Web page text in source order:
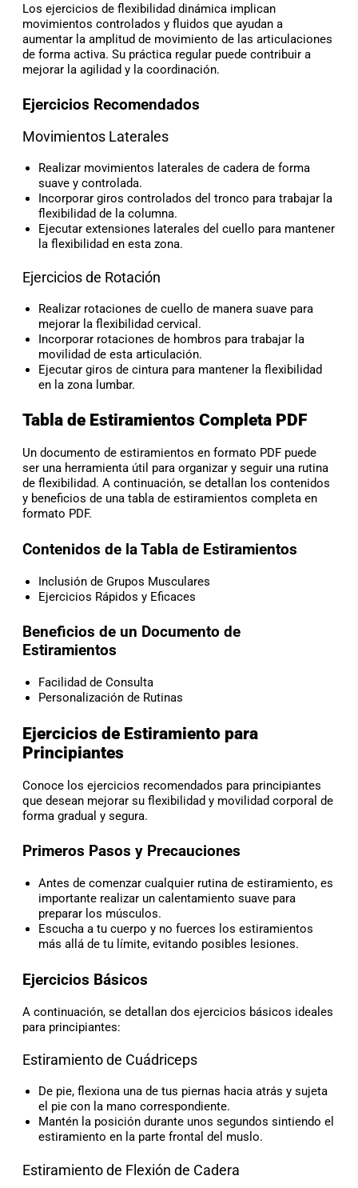
Los ejercicios de flexibilidad dinámica implican
movimientos controlados y fluidos que ayudan a
aumentar la amplitud de movimiento de las articulaciones
de forma activa. Su práctica regular puede contribuir a
mejorar la agilidad y la coordinación.
Ejercicios Recomendados
Movimientos Laterales
Realizar movimientos laterales de cadera de forma
suave y controlada.
Incorporar giros controlados del tronco para trabajar la
flexibilidad de la columna.
Ejecutar extensiones laterales del cuello para mantener
la flexibilidad en esta zona.
Ejercicios de Rotación
Realizar rotaciones de cuello de manera suave para
mejorar la flexibilidad cervical.
Incorporar rotaciones de hombros para trabajar la
movilidad de esta articulación.
Ejecutar giros de cintura para mantener la flexibilidad
en la zona lumbar.
Tabla de Estiramientos Completa PDF
Un documento de estiramientos en formato PDF puede
ser una herramienta útil para organizar y seguir una rutina
de flexibilidad. A continuación, se detallan los contenidos
y beneficios de una tabla de estiramientos completa en
formato PDF.
Contenidos de la Tabla de Estiramientos
Inclusión de Grupos Musculares
Ejercicios Rápidos y Eficaces
Beneficios de un Documento de
Estiramientos
Facilidad de Consulta
Personalización de Rutinas
Ejercicios de Estiramiento para
Principiantes
Conoce los ejercicios recomendados para principiantes
que desean mejorar su flexibilidad y movilidad corporal de
forma gradual y segura.
Primeros Pasos y Precauciones
Antes de comenzar cualquier rutina de estiramiento, es
importante realizar un calentamiento suave para
preparar los músculos.
Escucha a tu cuerpo y no fuerces los estiramientos
más allá de tu límite, evitando posibles lesiones.
Ejercicios Básicos
A continuación, se detallan dos ejercicios básicos ideales
para principiantes:
Estiramiento de Cuádriceps
De pie, flexiona una de tus piernas hacia atrás y sujeta
el pie con la mano correspondiente.
Mantén la posición durante unos segundos sintiendo el
estiramiento en la parte frontal del muslo.
Estiramiento de Flexión de Cadera